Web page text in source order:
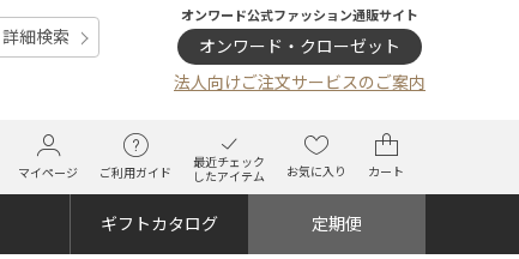
詳細検索
オンワード公式ファッション通販サイト
オンワード・クローゼット
法人向けご注文サービスのご案内
マイページ ご利用ガイド
最近チェック
したアイテム
お気に入り カート
ギフトカタログ 定期便